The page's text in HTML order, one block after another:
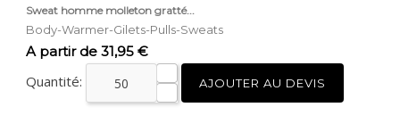
Sweat homme molleton gratté...
Body-Warmer-Gilets-Pulls-Sweats
Prix
A partir de 31,95 €
Quantité: AJOUTER AU DEVIS